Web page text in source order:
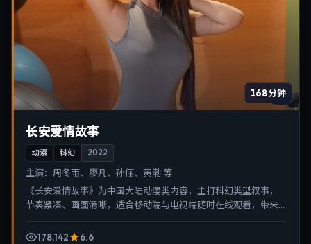
168分钟
长安爱情故事
动漫 科幻 2022
主演： 周冬雨、廖凡、孙俪、黄渤 等
《长安爱情故事》为中国大陆动漫类内容，主打科幻类型叙事，
节奏紧凑、画面清晰，适合移动端与电视端随时在线观看，带来
178,142
6.6